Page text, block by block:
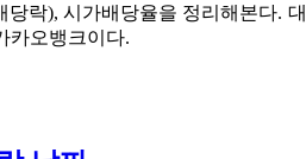
락), 시가배당율을 정리해본다
카오뱅크이다.